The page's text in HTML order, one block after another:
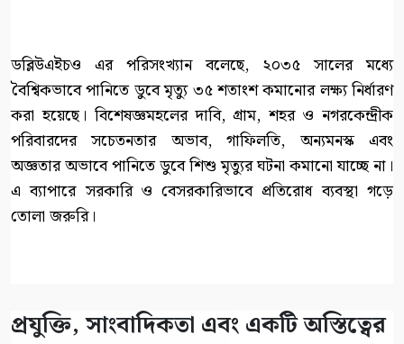
ডব্লিউএইচও এর পরিসংখ্যান বলেছে, ২০৩৫ সালের মধ্যে
বৈশ্বিকভাবে পানিতে ডুবে মৃত্যু ৩৫ শতাংশ কমানোর লক্ষ্য নির্ধারণ
করা হয়েছে। বিশেষজ্ঞমহলের দাবি, গ্রাম, শহর ও নগরকেন্দ্রীক
পরিবারদের সচেতনতার অভাব, গাফিলতি, অন্যমনস্ক এবং
অজ্ঞতার অভাবে পানিতে ডুবে শিশু মৃত্যুর ঘটনা কমানো যাচ্ছে না।
এ ব্যাপারে সরকারি ও বেসরকারিভাবে প্রতিরোধ ব্যবস্থা গড়ে
তোলা জরুরি।
প্রযুক্তি, সাংবাদিকতা এবং একটি অস্তিত্বের